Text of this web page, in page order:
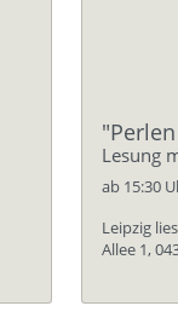
Lesung
ab 15:30
Leipzig
Allee 1,